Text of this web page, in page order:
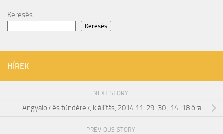
Keresés
Keresés
HÍREK
NEXT STORY
Angyalok és tündérek, kiállítás, 2014.11. 29-30., 14-18 óra
PREVIOUS STORY